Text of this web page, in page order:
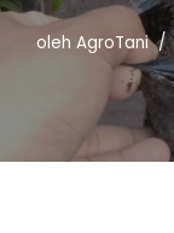
oleh AgroTani